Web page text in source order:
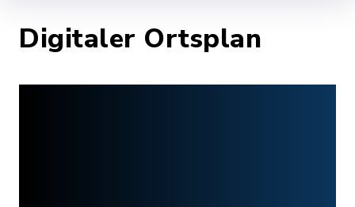
Digitaler Ortsplan